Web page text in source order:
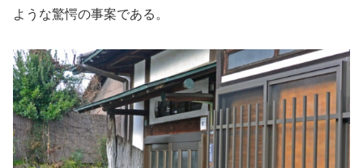
ような驚愕の事案である。